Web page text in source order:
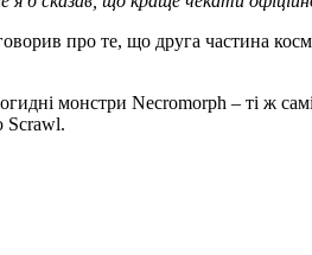
про те, що друга частина
монстри Necromorph – ті ж
Scrawl.